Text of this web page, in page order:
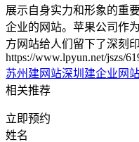
展示自身实力和形象的重
企业的网站。苹果公司作
方网站给人们留下了深刻
https://www.lpyun.net/jszs/
苏州建网站深圳建企业网
相关推荐
立即预约
姓名